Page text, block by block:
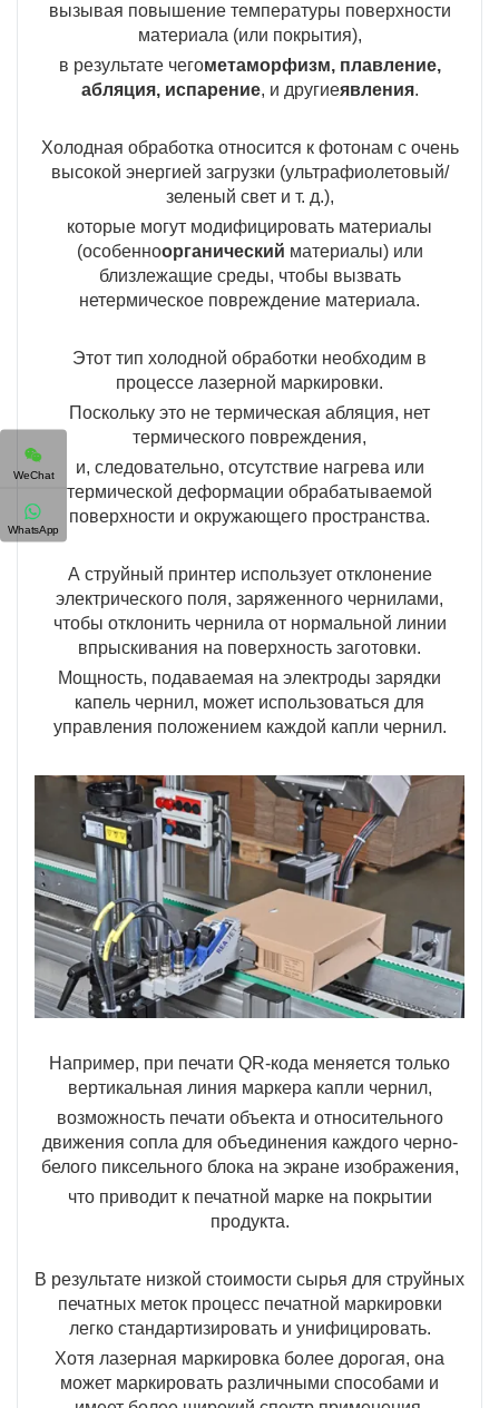
вызывая повышение температуры поверхности
материала (или покрытия),
в результате чегометаморфизм, плавление,
абляция, испарение, и другиеявления.
Холодная обработка относится к фотонам с очень
высокой энергией загрузки (ультрафиолетовый/
зеленый свет и т. д.),
которые могут модифицировать материалы
(особенноорганический материалы) или
близлежащие среды, чтобы вызвать
нетермическое повреждение материала.
Этот тип холодной обработки необходим в
процессе лазерной маркировки.
Поскольку это не термическая абляция, нет
термического повреждения,
и, следовательно, отсутствие нагрева или
термической деформации обрабатываемой
поверхности и окружающего пространства.
А струйный принтер использует отклонение
электрического поля, заряженного чернилами,
чтобы отклонить чернила от нормальной линии
впрыскивания на поверхность заготовки.
Мощность, подаваемая на электроды зарядки
капель чернил, может использоваться для
управления положением каждой капли чернил.
Например, при печати QR-кода меняется только
вертикальная линия маркера капли чернил,
возможность печати объекта и относительного
движения сопла для объединения каждого черно-
белого пиксельного блока на экране изображения,
что приводит к печатной марке на покрытии
продукта.
В результате низкой стоимости сырья для струйных
печатных меток процесс печатной маркировки
легко стандартизировать и унифицировать.
Хотя лазерная маркировка более дорогая, она
может маркировать различными способами и
WeChat
WhatsApp